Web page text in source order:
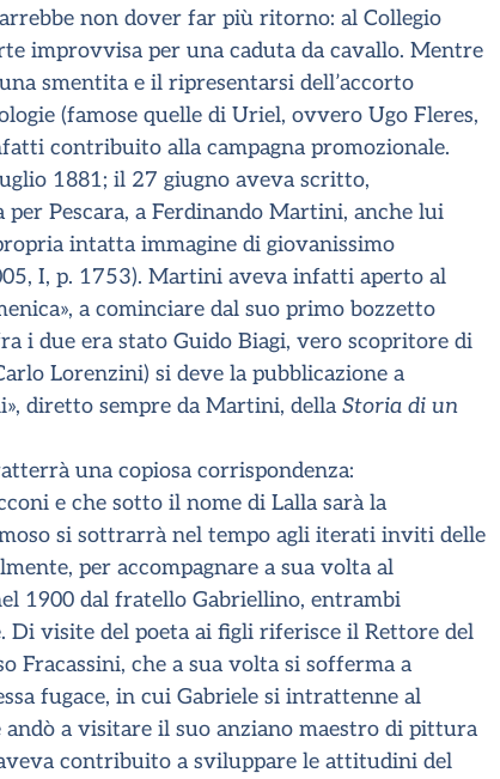
non dover far più ritorno: al Collegio
improvvisa per una caduta da cavallo. Mentre
smentita e il ripresentarsi dell’accorto
(famose quelle di Uriel, ovvero Ugo Fleres,
contribuito alla campagna promozionale.
1881; il 27 giugno aveva scritto,
per Pescara, a Ferdinando Martini, anche lui
intatta immagine di giovanissimo
I, p. 1753). Martini aveva infatti aperto al
a cominciare dal suo primo bozzetto
i due era stato Guido Biagi, vero scopritore di
Lorenzini) si deve la pubblicazione a
diretto sempre da Martini, dellaStoria di un
una copiosa corrispondenza:
e che sotto il nome di Lalla sarà la
si sottrarrà nel tempo agli iterati inviti delle
per accompagnare a sua volta al
1900 dal fratello Gabriellino, entrambi
visite del poeta ai figli riferisce il Rettore del
Fracassini, che a sua volta si sofferma a
fugace, in cui Gabriele si intrattenne al
a visitare il suo anziano maestro di pittura
contribuito a sviluppare le attitudini del